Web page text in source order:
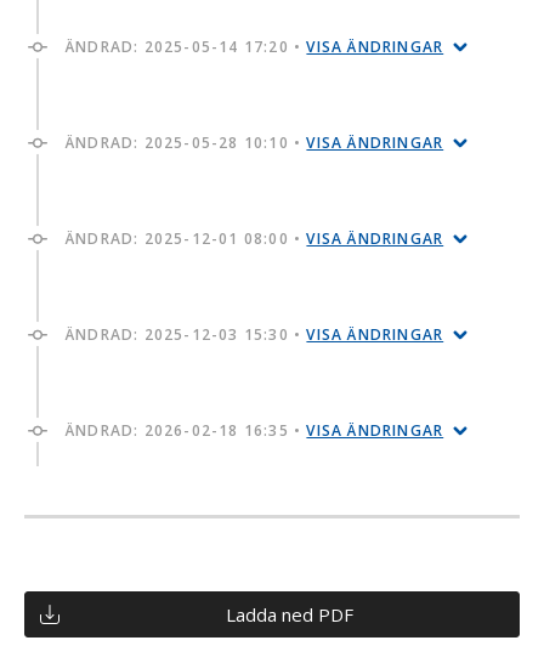
ÄNDRAD: 2025-05-14 17:20 •VISA ÄNDRINGAR
ÄNDRAD: 2025-05-28 10:10 •VISA ÄNDRINGAR
ÄNDRAD: 2025-12-01 08:00 •VISA ÄNDRINGAR
ÄNDRAD: 2025-12-03 15:30 •VISA ÄNDRINGAR
ÄNDRAD: 2026-02-18 16:35 •VISA ÄNDRINGAR
Ladda ned PDF